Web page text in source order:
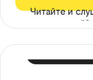
Читайте и
ограничений*